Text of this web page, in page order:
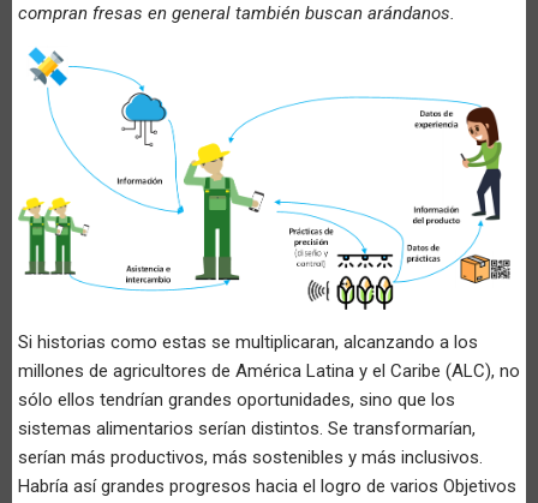
compran fresas en general también buscan arándanos.
Si historias como estas se multiplicaran, alcanzando a los
millones de agricultores de América Latina y el Caribe (ALC), no
sólo ellos tendrían grandes oportunidades, sino que los
sistemas alimentarios serían distintos. Se transformarían,
serían más productivos, más sostenibles y más inclusivos.
Habría así grandes progresos hacia el logro de varios Objetivos